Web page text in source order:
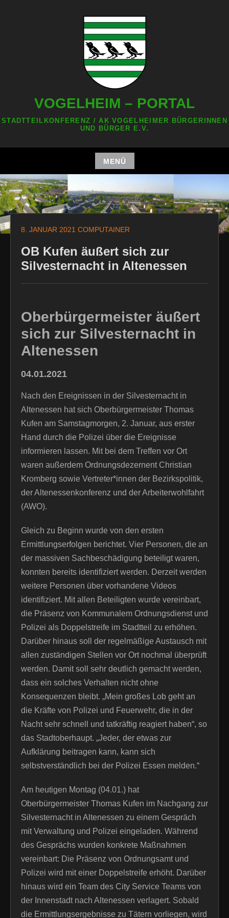
VOGELHEIM – PORTAL
STADTTEILKONFERENZ / AK VOGELHEIMER BÜRGERINNEN
UND BÜRGER E.V.
MENÜ
Zum
Inhalt
springen
8. JANUAR 2021 COMPUTAINER
OB Kufen äußert sich zur
Silvesternacht in Altenessen
Oberbürgermeister äußert
sich zur Silvesternacht in
Altenessen
04.01.2021
Nach den Ereignissen in der Silvesternacht in
Altenessen hat sich Oberbürgermeister Thomas
Kufen am Samstagmorgen, 2. Januar, aus erster
Hand durch die Polizei über die Ereignisse
informieren lassen. Mit bei dem Treffen vor Ort
waren außerdem Ordnungsdezernent Christian
Kromberg sowie Vertreter*innen der Bezirkspolitik,
der Altenessenkonferenz und der Arbeiterwohlfahrt
(AWO).
Gleich zu Beginn wurde von den ersten
Ermittlungserfolgen berichtet. Vier Personen, die an
der massiven Sachbeschädigung beteiligt waren,
konnten bereits identifiziert werden. Derzeit werden
weitere Personen über vorhandene Videos
identifiziert. Mit allen Beteiligten wurde vereinbart,
die Präsenz von Kommunalem Ordnungsdienst und
Polizei als Doppelstreife im Stadtteil zu erhöhen.
Darüber hinaus soll der regelmäßige Austausch mit
allen zuständigen Stellen vor Ort nochmal überprüft
werden. Damit soll sehr deutlich gemacht werden,
dass ein solches Verhalten nicht ohne
Konsequenzen bleibt. „Mein großes Lob geht an
die Kräfte von Polizei und Feuerwehr, die in der
Nacht sehr schnell und tatkräftig reagiert haben“, so
das Stadtoberhaupt. „Jeder, der etwas zur
Aufklärung beitragen kann, kann sich
selbstverständlich bei der Polizei Essen melden.“
Am heutigen Montag (04.01.) hat
Oberbürgermeister Thomas Kufen im Nachgang zur
Silvesternacht in Altenessen zu einem Gespräch
mit Verwaltung und Polizei eingeladen. Während
des Gesprächs wurden konkrete Maßnahmen
vereinbart: Die Präsenz von Ordnungsamt und
Polizei wird mit einer Doppelstreife erhöht. Darüber
hinaus wird ein Team des City Service Teams von
der Innenstadt nach Altenessen verlagert. Sobald
die Ermittlungsergebnisse zu Tätern vorliegen, wird